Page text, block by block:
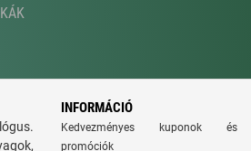
INFORMÁCIÓ
Kedvezményes kuponok és
promóciók